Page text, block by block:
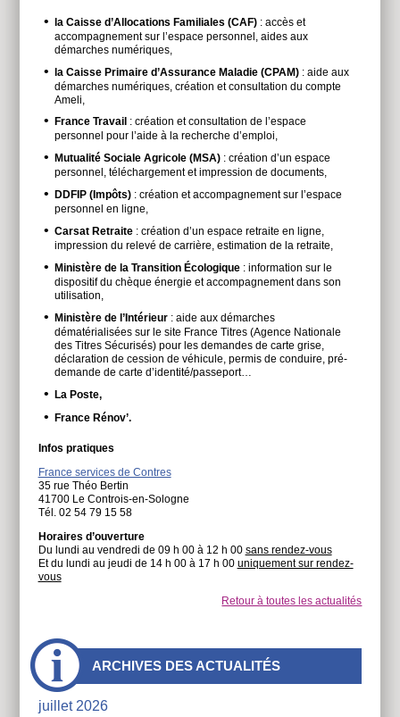
la Caisse d’Allocations Familiales (CAF): accès et
accompagnement sur l’espace personnel, aides aux
démarches numériques,
la Caisse Primaire d’Assurance Maladie (CPAM): aide aux
démarches numériques, création et consultation du compte
Ameli,
France Travail : création et consultation de l’espace
personnel pour l’aide à la recherche d’emploi,
Mutualité Sociale Agricole (MSA): création d’un espace
personnel, téléchargement et impression de documents,
DDFIP (Impôts): création et accompagnement sur l’espace
personnel en ligne,
Carsat Retraite: création d’un espace retraite en ligne,
impression du relevé de carrière, estimation de la retraite,
Ministère de la Transition Écologique: information sur le
dispositif du chèque énergie et accompagnement dans son
utilisation,
Ministère de l’Intérieur: aide aux démarches
dématérialisées sur le site France Titres (Agence Nationale
des Titres Sécurisés) pour les demandes de carte grise,
déclaration de cession de véhicule, permis de conduire, pré-
demande de carte d’identité/passeport…
La Poste,
France Rénov’.
Infos pratiques
France services de Contres
35 rue Théo Bertin
41700 Le Controis-en-Sologne
Tél. 02 54 79 15 58
Horaires d’ouverture
Du lundi au vendredi de 09 h 00 à 12 h 00 sans rendez-vous
Et du lundi au jeudi de 14 h 00 à 17 h 00 uniquement sur rendez-
vous
Retour à toutes les actualités
À
côtés
ARCHIVES DES ACTUALITÉS
juillet 2026